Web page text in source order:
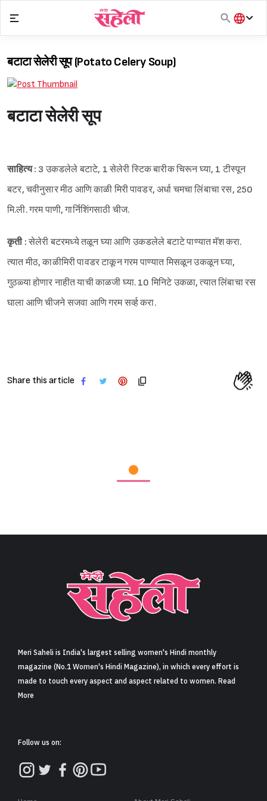
content
हिंदी
बटाटा सेलेरी सूप (Potato Celery Soup)
बटाटा सेलेरी सूप
साहित्य : 3 उकडलेले बटाटे, 1 सेलेरी स्टिक बारीक चिरून घ्या, 1 टीस्पून
बटर, चवीनुसार मीठ आणि काळी मिरी पावडर, अर्धा चमचा लिंबाचा रस, 250
मि.ली. गरम पाणी, गार्निशिंगसाठी चीज.
कृती : सेलेरी बटरमध्ये तळून घ्या आणि उकडलेले बटाटे पाण्यात मॅश करा.
त्यात मीठ, काळीमिरी पावडर टाकून गरम पाण्यात मिसळून उकळून घ्या,
गुठळ्या होणार नाहीत याची काळजी घ्या. 10 मिनिटे उकळा, त्यात लिंबाचा रस
घाला आणि चीजने सजवा आणि गरम सर्व्ह करा.
Share this article
Meri Saheli is India's largest selling women's Hindi monthly
magazine (No.1 Women's Hindi Magazine), in which every effort is
made to touch every aspect and aspect related to women. Read
More
Follow us on: